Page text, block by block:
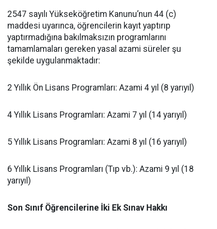
​2547 sayılı Yükseköğretim Kanunu’nun 44 (c)
maddesi uyarınca, öğrencilerin kayıt yaptırıp
yaptırmadığına bakılmaksızın programlarını
tamamlamaları gereken yasal azami süreler şu
şekilde uygulanmaktadır:
​2 Yıllık Ön Lisans Programları: Azami 4 yıl (8 yarıyıl)
​4 Yıllık Lisans Programları: Azami 7 yıl (14 yarıyıl)
​5 Yıllık Lisans Programları: Azami 8 yıl (16 yarıyıl)
​6 Yıllık Lisans Programları (Tıp vb.): Azami 9 yıl (18
yarıyıl)
Son Sınıf Öğrencilerine İki Ek Sınav Hakkı